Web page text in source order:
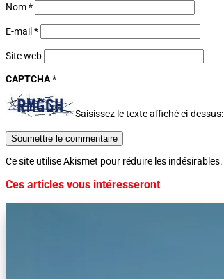
Nom*
E-mail *
Site web
CAPTCHA*
Saisissez le texte affiché ci-dessus:
Soumettre le commentaire
Ce site utilise Akismet pour réduire les indésirables.
Ces articles vous intéresseront